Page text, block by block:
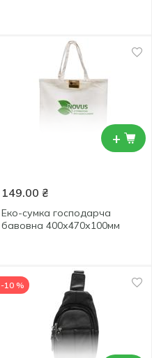
+
149.00 ₴
Еко-сумка господарча
бавовна 400х470х100мм
-10 %